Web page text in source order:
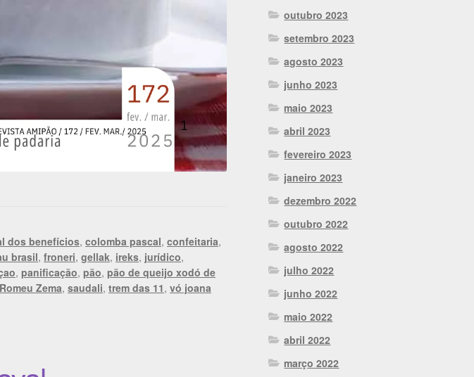
dos benefícios, colomba pascal, confeitaria,
brasil, froneri, gellak, ireks, jurídico,
, panificação, pão, pão de queijo xodó de
Romeu Zema, saudali, trem das 11, vó joana
outubro 2023
setembro 2023
agosto 2023
junho 2023
maio 2023
abril 2023
fevereiro 2023
janeiro 2023
dezembro 2022
outubro 2022
agosto 2022
julho 2022
junho 2022
maio 2022
abril 2022
março 2022